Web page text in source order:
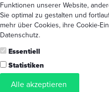
Funktionen unserer Website,
Sie optimal zu gestalten und
mehr über Cookies, ihre Cookie-
Datenschutz.
Essentiell
Statistiken
Alle akzeptieren